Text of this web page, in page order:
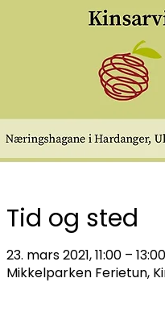
Tid og sted
23. mars 2021, 11:00 – 13:00
Mikkelparken Ferietun,